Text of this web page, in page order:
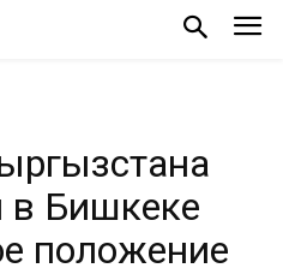
в Бишкеке
положение